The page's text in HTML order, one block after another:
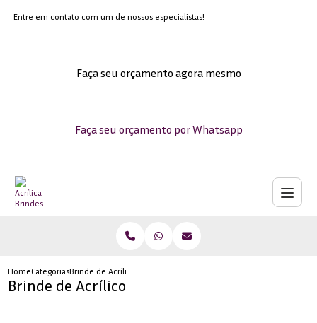
Entre em contato com um de nossos especialistas!
Faça seu orçamento agora mesmo
Faça seu orçamento por Whatsapp
HomeCategoriasBrinde de Acrílico
Brinde de Acrílico